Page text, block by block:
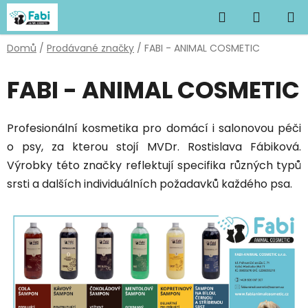
Přejít
na
obsah
Hledat
KOŠÍK
Domů / Prodávané značky / FABI - ANIMAL COSMETIC
FABI - ANIMAL COSMETIC
Profesionální kosmetika pro domácí i salonovou péči
o psy, za kterou stojí MVDr. Rostislava Fábiková.
Výrobky této značky reflektují specifika různých typů
srsti a dalších individuálních požadavků každého psa.